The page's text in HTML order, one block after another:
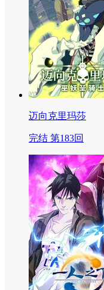
迈向克里玛莎
完结 第183回